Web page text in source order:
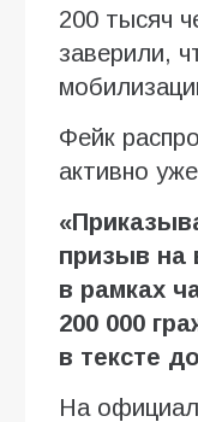
200 тысяч
заверили,
Фейк
активно
призыв на
в рамках
200 000
в тексте
На